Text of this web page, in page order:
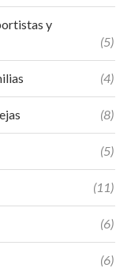
y
(5)
(4)
(8)
(5)
(11)
(6)
(6)